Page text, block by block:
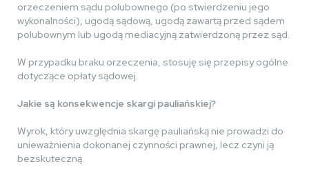
orzeczeniem sądu polubownego (po stwierdzeniu jego
wykonalności), ugodą sądową, ugodą zawartą przed sądem
polubownym lub ugodą mediacyjną zatwierdzoną przez sąd.
W przypadku braku orzeczenia, stosuję się przepisy ogólne
dotyczące opłaty sądowej.
Jakie są konsekwencje skargi pauliańskiej?
Wyrok, który uwzględnia skargę pauliańską nie prowadzi do
unieważnienia dokonanej czynności prawnej, lecz czyni ją
bezskuteczną.